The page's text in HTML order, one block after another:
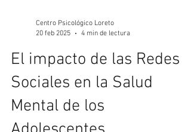
20 feb 2025
4 min de lectura
El impacto de las Redes
Sociales en la Salud